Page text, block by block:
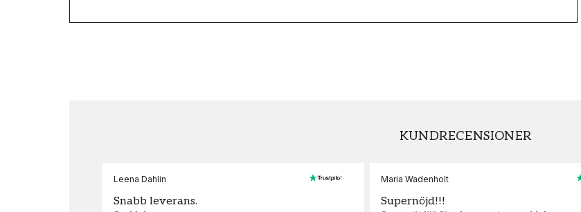
KUNDRECENSIONER
Leena Dahlin
Snabb leverans.
Maria Wadenholt
Supernöjd!!!